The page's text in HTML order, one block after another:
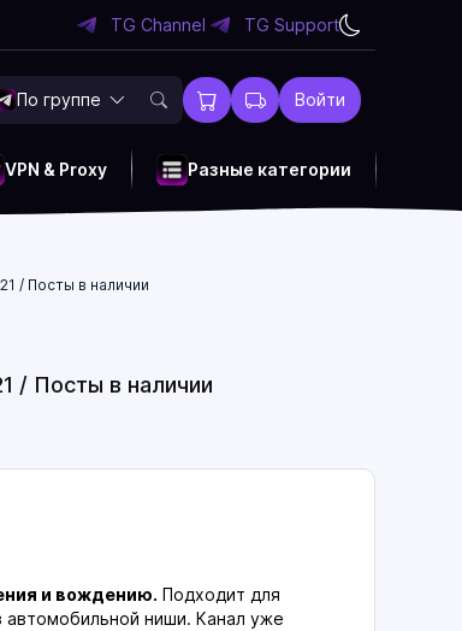
TG Channel TG Support
По группе Войти
VPN & Proxy Разные категории
/ Посты в наличии
/ Посты в наличии
и вождению. Подходит для
автомобильной ниши. Канал уже